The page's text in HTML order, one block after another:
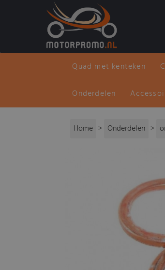
Quad met kenteken
Onderdelen
Home > Onderdelen >